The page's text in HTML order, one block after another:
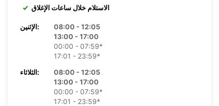
الاستلام خلال ساعات الإغلاق
الإثنين:
08:00 - 12:05
13:00 - 17:00
00:00 - 07:59*
17:01 - 23:59*
الثلاثاء:
08:00 - 12:05
13:00 - 17:00
00:00 - 07:59*
17:01 - 23:59*